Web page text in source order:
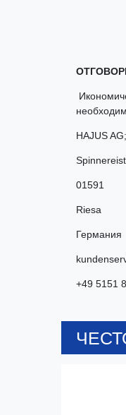
HAJUS
01591
Riesa
Германия
+49 5151